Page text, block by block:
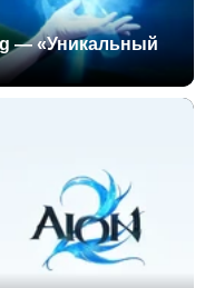
— «Уникальный